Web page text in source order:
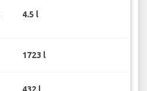
4.5 l
1723 l
432 l